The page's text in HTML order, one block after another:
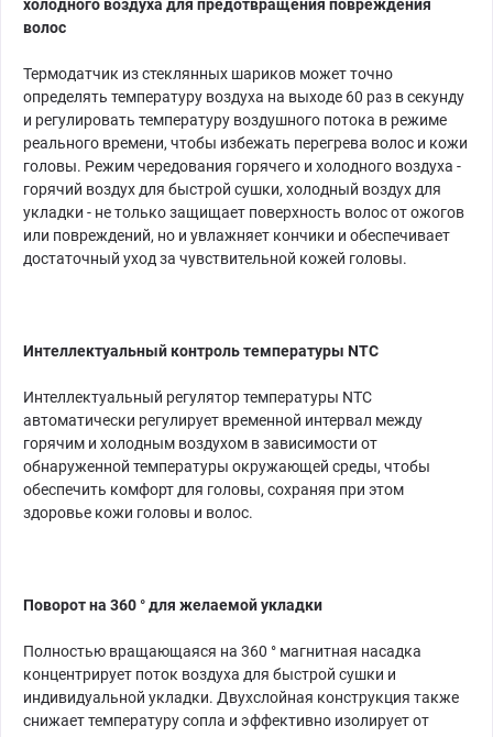
холодного воздуха для предотвращения повреждения
волос
Термодатчик из стеклянных шариков может точно
определять температуру воздуха на выходе 60 раз в секунду
и регулировать температуру воздушного потока в режиме
реального времени, чтобы избежать перегрева волос и кожи
головы. Режим чередования горячего и холодного воздуха -
горячий воздух для быстрой сушки, холодный воздух для
укладки - не только защищает поверхность волос от ожогов
или повреждений, но и увлажняет кончики и обеспечивает
достаточный уход за чувствительной кожей головы.
Интеллектуальный контроль температуры NTC
Интеллектуальный регулятор температуры NTC
автоматически регулирует временной интервал между
горячим и холодным воздухом в зависимости от
обнаруженной температуры окружающей среды, чтобы
обеспечить комфорт для головы, сохраняя при этом
здоровье кожи головы и волос.
Поворот на 360 ° для желаемой укладки
Полностью вращающаяся на 360 ° магнитная насадка
концентрирует поток воздуха для быстрой сушки и
индивидуальной укладки. Двухслойная конструкция также
снижает температуру сопла и эффективно изолирует от